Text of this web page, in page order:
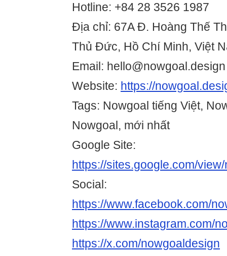
Hotline: +84 28 3526 1987
Địa chỉ: 67A Đ. Hoàng Thế
Thủ Đức, Hồ Chí Minh, Việt
Email: hello@nowgoal.design
Website: https://
Tags: Nowgoal tiếng Việt,
Nowgoal, mới nhất
Google Site:
https://sites.google.com/
Social:
https://www.facebook.com/
https://www.instagram.com/
https://x.com/nowgoaldesign